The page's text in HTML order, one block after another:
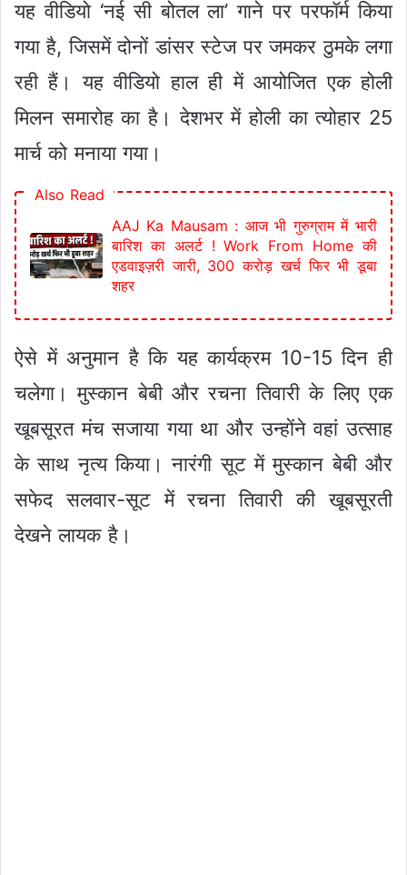
यह वीडियो ‘नई सी बोतल ला’ गाने पर परफॉर्म किया
गया है, जिसमें दोनों डांसर स्टेज पर जमकर ठुमके लगा
रही हैं। यह वीडियो हाल ही में आयोजित एक होली
मिलन समारोह का है। देशभर में होली का त्योहार 25
मार्च को मनाया गया।
Also Read
AAJ Ka Mausam : आज भी गुरुग्राम में भारी
बारिश का अलर्ट ! Work From Home की
एडवाइज़री जारी, 300 करोड़ खर्च फिर भी डूबा
शहर
ऐसे में अनुमान है कि यह कार्यक्रम 10-15 दिन ही
चलेगा। मुस्कान बेबी और रचना तिवारी के लिए एक
खूबसूरत मंच सजाया गया था और उन्होंने वहां उत्साह
के साथ नृत्य किया। नारंगी सूट में मुस्कान बेबी और
सफेद सलवार-सूट में रचना तिवारी की खूबसूरती
देखने लायक है।